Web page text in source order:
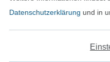
Finde
Datenschutzerklärung und in